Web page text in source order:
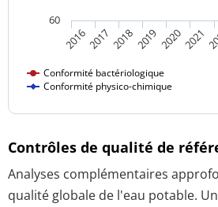
Conformité bactériologique
Conformité physico-chimique
20162017 2018201920202021
60
Contrôles de qualité de
Analyses complémentaires
qualité globale de l'eau potable.